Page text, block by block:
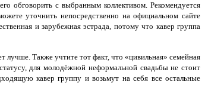
обговорить с выбранным коллективом. Рекомендуется
уточнить непосредственно на официальном сайте
и зарубежная эстрада, потому что кавер группа
лучше. Также учтите тот факт, что «цивильная» семейная
для молодёжной неформальной свадьбы не стоит
кавер группу и возьмут на себя все остальные